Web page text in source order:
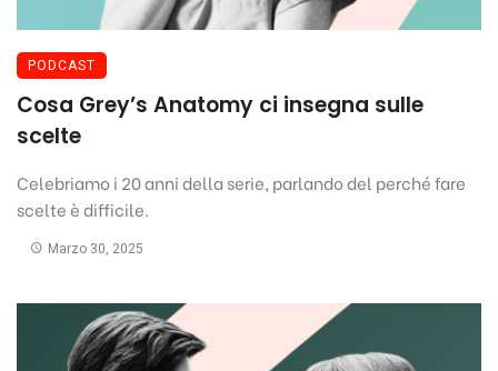
PODCAST
Cosa Grey’s Anatomy ci insegna sulle
scelte
Celebriamo i 20 anni della serie, parlando del perché fare
scelte è difficile.
Marzo 30, 2025